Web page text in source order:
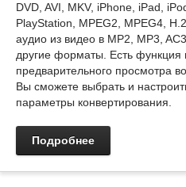
DVD, AVI, MKV, iPhone, iPad,
PlayStation, MPEG2, MPEG4,
аудио из видео в MP2, MP3,
другие форматы. Есть функция
предварительного просмотра
Вы сможете выбрать и
параметры конвертирования.
Подробнее